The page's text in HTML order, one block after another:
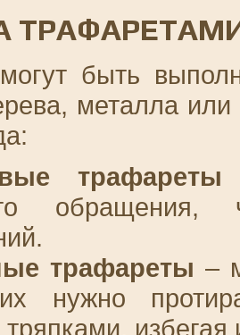
быть
металла
трафареты
обращения,
трафареты –
нужно
избегая